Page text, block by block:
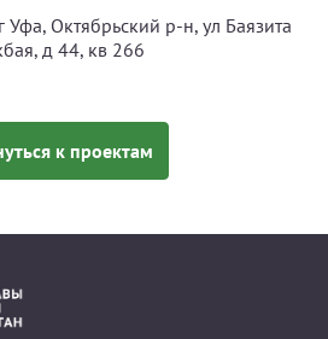
Уфа, Октябрьский р-н, ул Баязита
д 44, кв 266
к проектам